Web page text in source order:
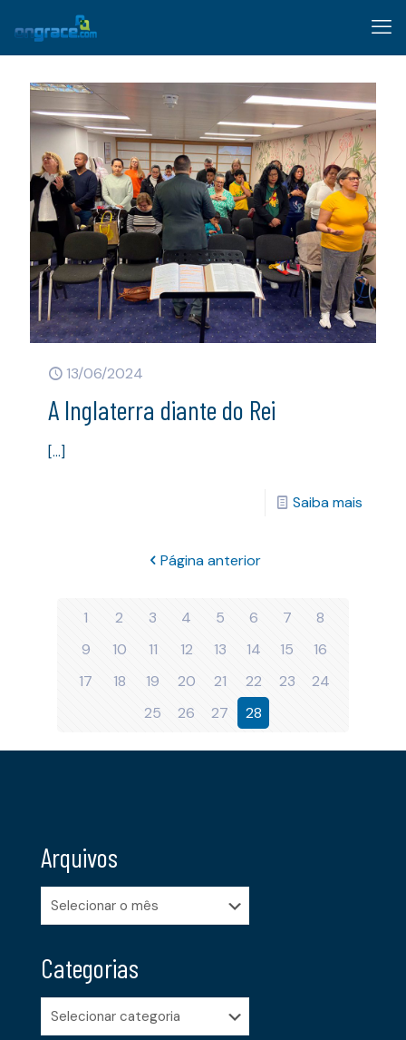
13/06/2024
A Inglaterra diante do Rei
[…]
Saiba mais
Página anterior
1 2 3 4 5 6 7
8
9
10 11 12 13 14 15
16
17
18 19 20 21 22 23
24
25
26 27 28
Arquivos
Arquivos
Categorias
Categorias